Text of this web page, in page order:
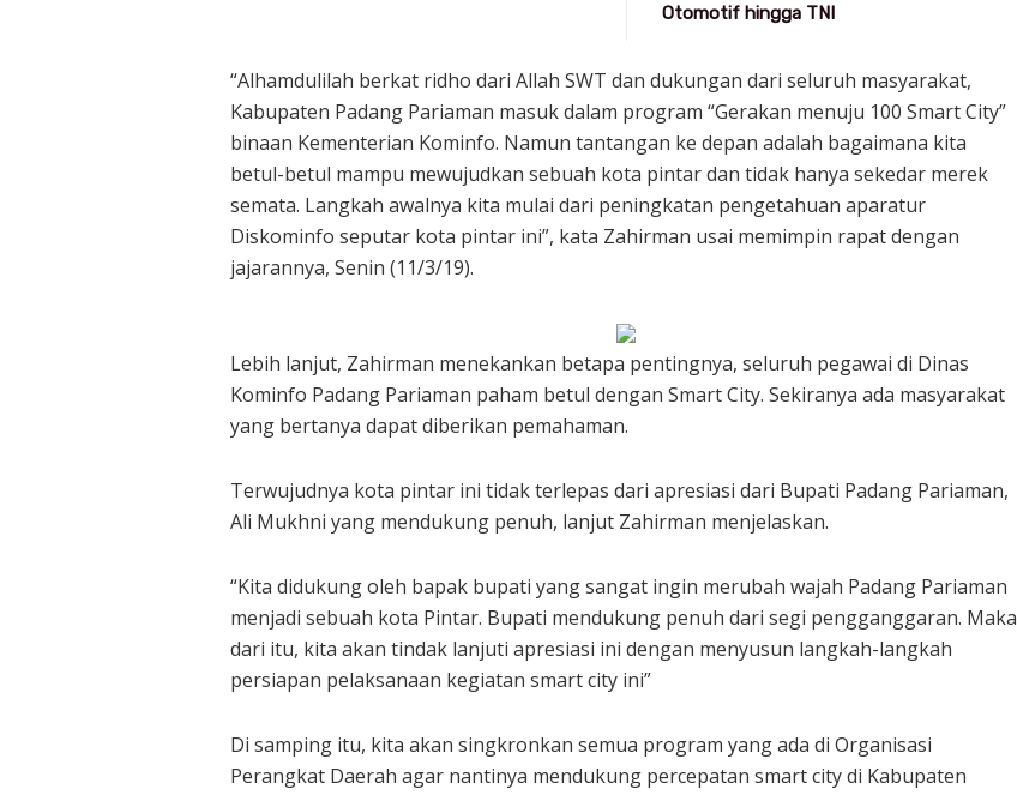
Otomotif hingga TNI
“Alhamdulilah berkat ridho dari Allah SWT dan dukungan dari seluruh masyarakat,
Kabupaten Padang Pariaman masuk dalam program “Gerakan menuju 100 Smart City”
binaan Kementerian Kominfo. Namun tantangan ke depan adalah bagaimana kita
betul-betul mampu mewujudkan sebuah kota pintar dan tidak hanya sekedar merek
semata. Langkah awalnya kita mulai dari peningkatan pengetahuan aparatur
Diskominfo seputar kota pintar ini”, kata Zahirman usai memimpin rapat dengan
jajarannya, Senin (11/3/19).
Lebih lanjut, Zahirman menekankan betapa pentingnya, seluruh pegawai di Dinas
Kominfo Padang Pariaman paham betul dengan Smart City. Sekiranya ada masyarakat
yang bertanya dapat diberikan pemahaman.
Terwujudnya kota pintar ini tidak terlepas dari apresiasi dari Bupati Padang Pariaman,
Ali Mukhni yang mendukung penuh, lanjut Zahirman menjelaskan.
“Kita didukung oleh bapak bupati yang sangat ingin merubah wajah Padang Pariaman
menjadi sebuah kota Pintar. Bupati mendukung penuh dari segi pengganggaran. Maka
dari itu, kita akan tindak lanjuti apresiasi ini dengan menyusun langkah-langkah
persiapan pelaksanaan kegiatan smart city ini”
Di samping itu, kita akan singkronkan semua program yang ada di Organisasi
Perangkat Daerah agar nantinya mendukung percepatan smart city di Kabupaten